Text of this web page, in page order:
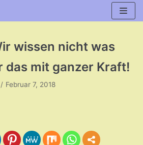
wissen nicht was
das mit ganzer Kraft!
Februar 7, 2018